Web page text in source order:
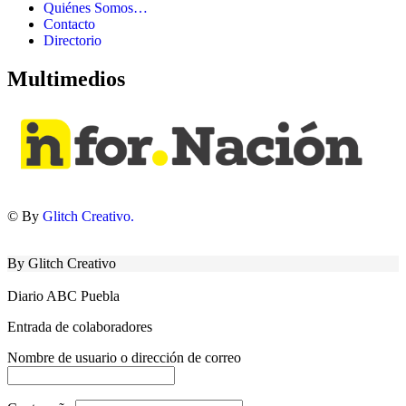
Quiénes Somos…
Contacto
Directorio
Multimedios
© By Glitch Creativo.
By Glitch Creativo
Diario ABC Puebla
Entrada de colaboradores
Nombre de usuario o dirección de correo